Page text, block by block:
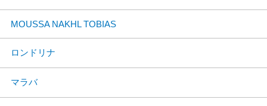
MOUSSA NAKHL TOBIAS
ロンドリナ
マラバ